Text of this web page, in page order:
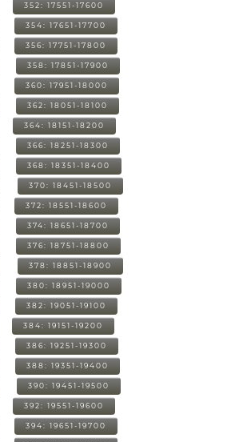
352: 17551-17600
354: 17651-17700
356: 17751-17800
358: 17851-17900
360: 17951-18000
362: 18051-18100
364: 18151-18200
366: 18251-18300
368: 18351-18400
370: 18451-18500
372: 18551-18600
374: 18651-18700
376: 18751-18800
378: 18851-18900
380: 18951-19000
382: 19051-19100
384: 19151-19200
386: 19251-19300
388: 19351-19400
390: 19451-19500
392: 19551-19600
394: 19651-19700